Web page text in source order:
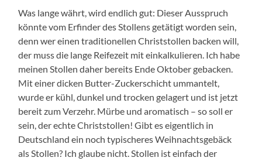
Was lange währt, wird endlich gut: Dieser Ausspruch
könnte vom Erfinder des Stollens getätigt worden sein,
denn wer einen traditionellen Christstollen backen will,
der muss die lange Reifezeit mit einkalkulieren. Ich habe
meinen Stollen daher bereits Ende Oktober gebacken.
Mit einer dicken Butter-Zuckerschicht ummantelt,
wurde er kühl, dunkel und trocken gelagert und ist jetzt
bereit zum Verzehr. Mürbe und aromatisch – so soll er
sein, der echte Christstollen! Gibt es eigentlich in
Deutschland ein noch typischeres Weihnachtsgebäck
als Stollen? Ich glaube nicht. Stollen ist einfach der